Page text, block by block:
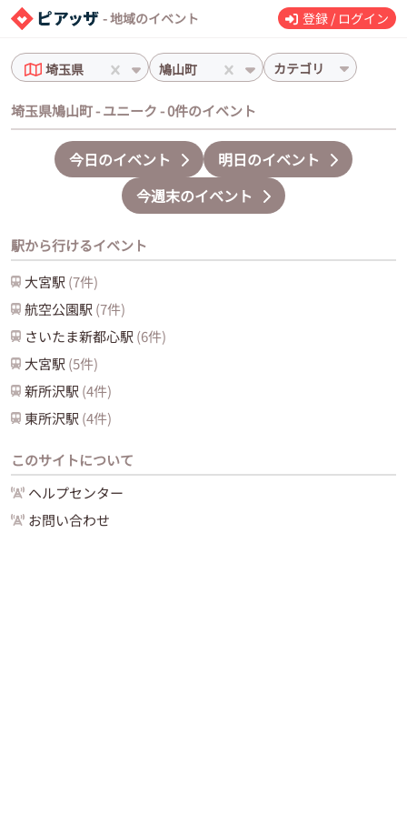
- 地域のイベント 登録 / ログイン
埼玉県 鳩山町 カテゴリ
埼玉県鳩山町 - ユニーク - 0件のイベント
今日のイベント
明日のイベント
今週末のイベント
駅から行けるイベント
大宮駅 (7件)
航空公園駅 (7件)
さいたま新都心駅 (6件)
大宮駅 (5件)
新所沢駅 (4件)
東所沢駅 (4件)
このサイトについて
ヘルプセンター
お問い合わせ